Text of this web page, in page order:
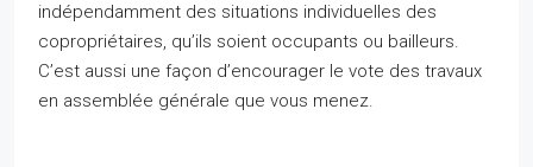
indépendamment des situations individuelles des
copropriétaires, qu’ils soient occupants ou bailleurs.
C’est aussi une façon d’encourager le vote des travaux
en assemblée générale que vous menez.